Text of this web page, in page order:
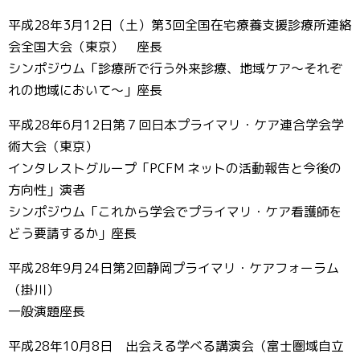
平成28年3月12日（土）第3回全国在宅療養支援診療所連絡
会全国大会（東京） 座長
シンポジウム「診療所で行う外来診療、地域ケア～それぞ
れの地域において～」座長
平成28年6月12日第７回日本プライマリ・ケア連合学会学
術大会（東京）
インタレストグループ「PCFM ネットの活動報告と今後の
方向性」演者
シンポジウム「これから学会でプライマリ・ケア看護師を
どう要請するか」座長
平成28年9月24日第2回静岡プライマリ・ケアフォーラム
（掛川）
一般演題座長
平成28年10月8日 出会える学べる講演会（富士圏域自立